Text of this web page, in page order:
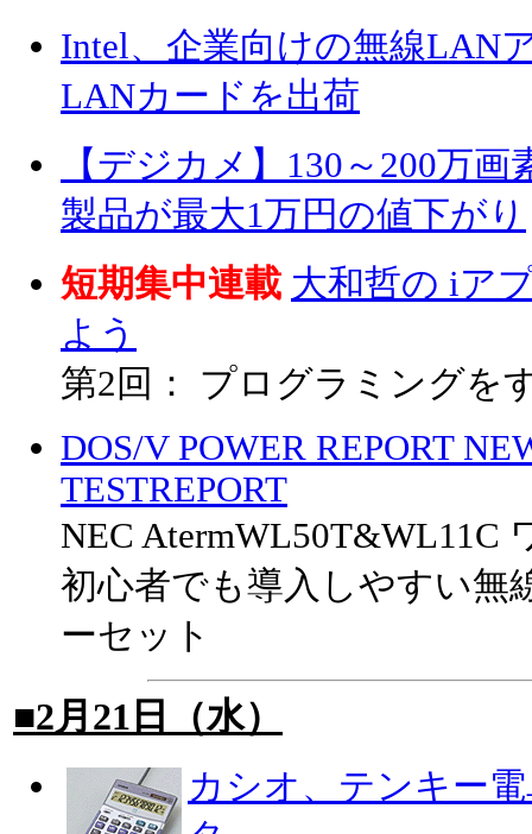
Intel、企業向けの無線LAN
LANカードを出荷
【デジカメ】130～200万
製品が最大1万円の値下がり
短期集中連載 大和哲の iア
よう
第2回： プログラミングを
DOS/V POWER REPORT
TESTREPORT
NEC AtermWL50T&WL11C
初心者でも導入しやすい無
ーセット
■2月21日（水）
カシオ、テンキー